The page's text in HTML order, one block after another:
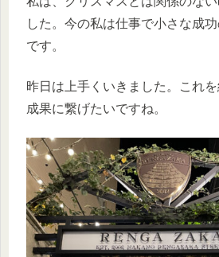
した。今の私は仕事で小さな成
です。
昨日は上手くいきました。これ
成果に繋げたいですね。